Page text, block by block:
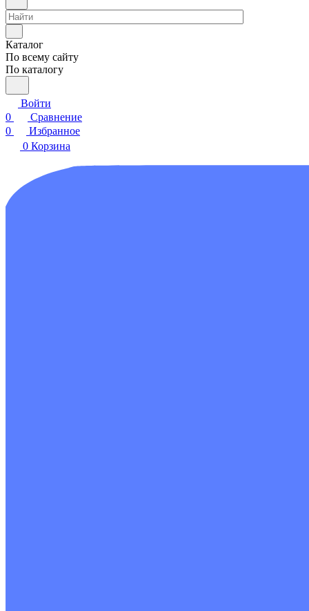
Каталог
По всему сайту
По каталогу
Войти
0
Сравнение
0
Избранное
0 Корзина